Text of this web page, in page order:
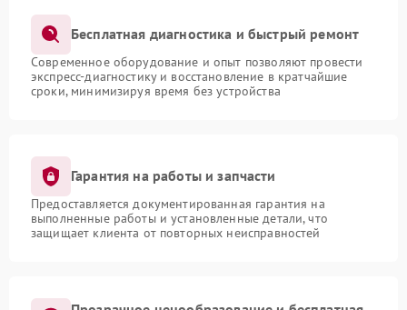
Бесплатная диагностика и быстрый ремонт
Современное оборудование и опыт позволяют провести
экспресс-диагностику и восстановление в кратчайшие
сроки, минимизируя время без устройства
Гарантия на работы и запчасти
Предоставляется документированная гарантия на
выполненные работы и установленные детали, что
защищает клиента от повторных неисправностей